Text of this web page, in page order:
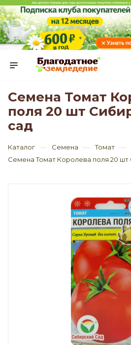
Семена Томат
поля 20 шт
сад
Каталог — Семена — Томат —
Семена Томат Королева поля 20 шт